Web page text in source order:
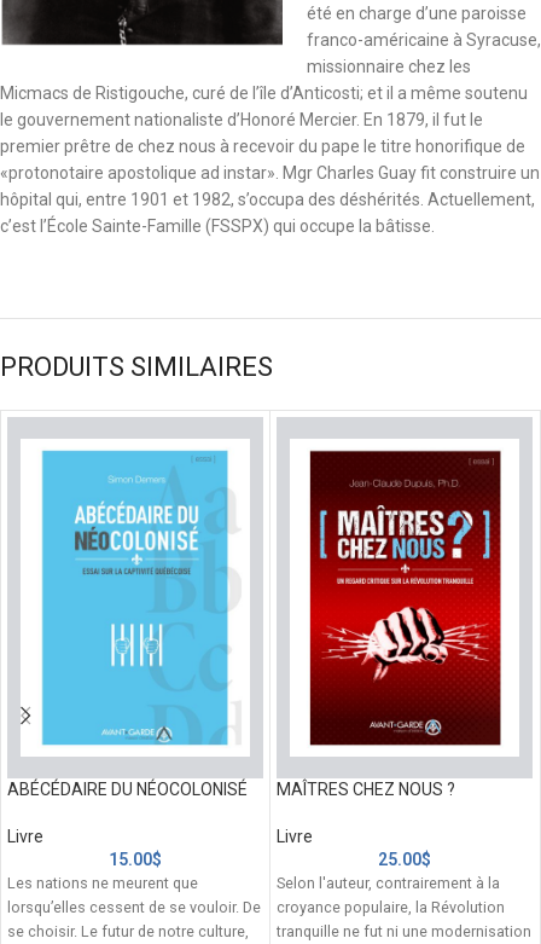
été en charge d’une paroisse
franco-américaine à Syracuse,
missionnaire chez les
Micmacs de Ristigouche, curé de l’île d’Anticosti; et il a même soutenu
le gouvernement nationaliste d’Honoré Mercier. En 1879, il fut le
premier prêtre de chez nous à recevoir du pape le titre honorifique de
«protonotaire apostolique ad instar». Mgr Charles Guay fit construire un
hôpital qui, entre 1901 et 1982, s’occupa des déshérités. Actuellement,
c’est l’École Sainte-Famille (FSSPX) qui occupe la bâtisse.
PRODUITS SIMILAIRES
ABÉCÉDAIRE DU NÉOCOLONISÉ
Livre
15.00$
Les nations ne meurent que
lorsqu’elles cessent de se vouloir. De
se choisir. Le futur de notre culture,
MAÎTRES CHEZ NOUS ?
Livre
25.00$
Selon l'auteur, contrairement à la
croyance populaire, la Révolution
tranquille ne fut ni une modernisation